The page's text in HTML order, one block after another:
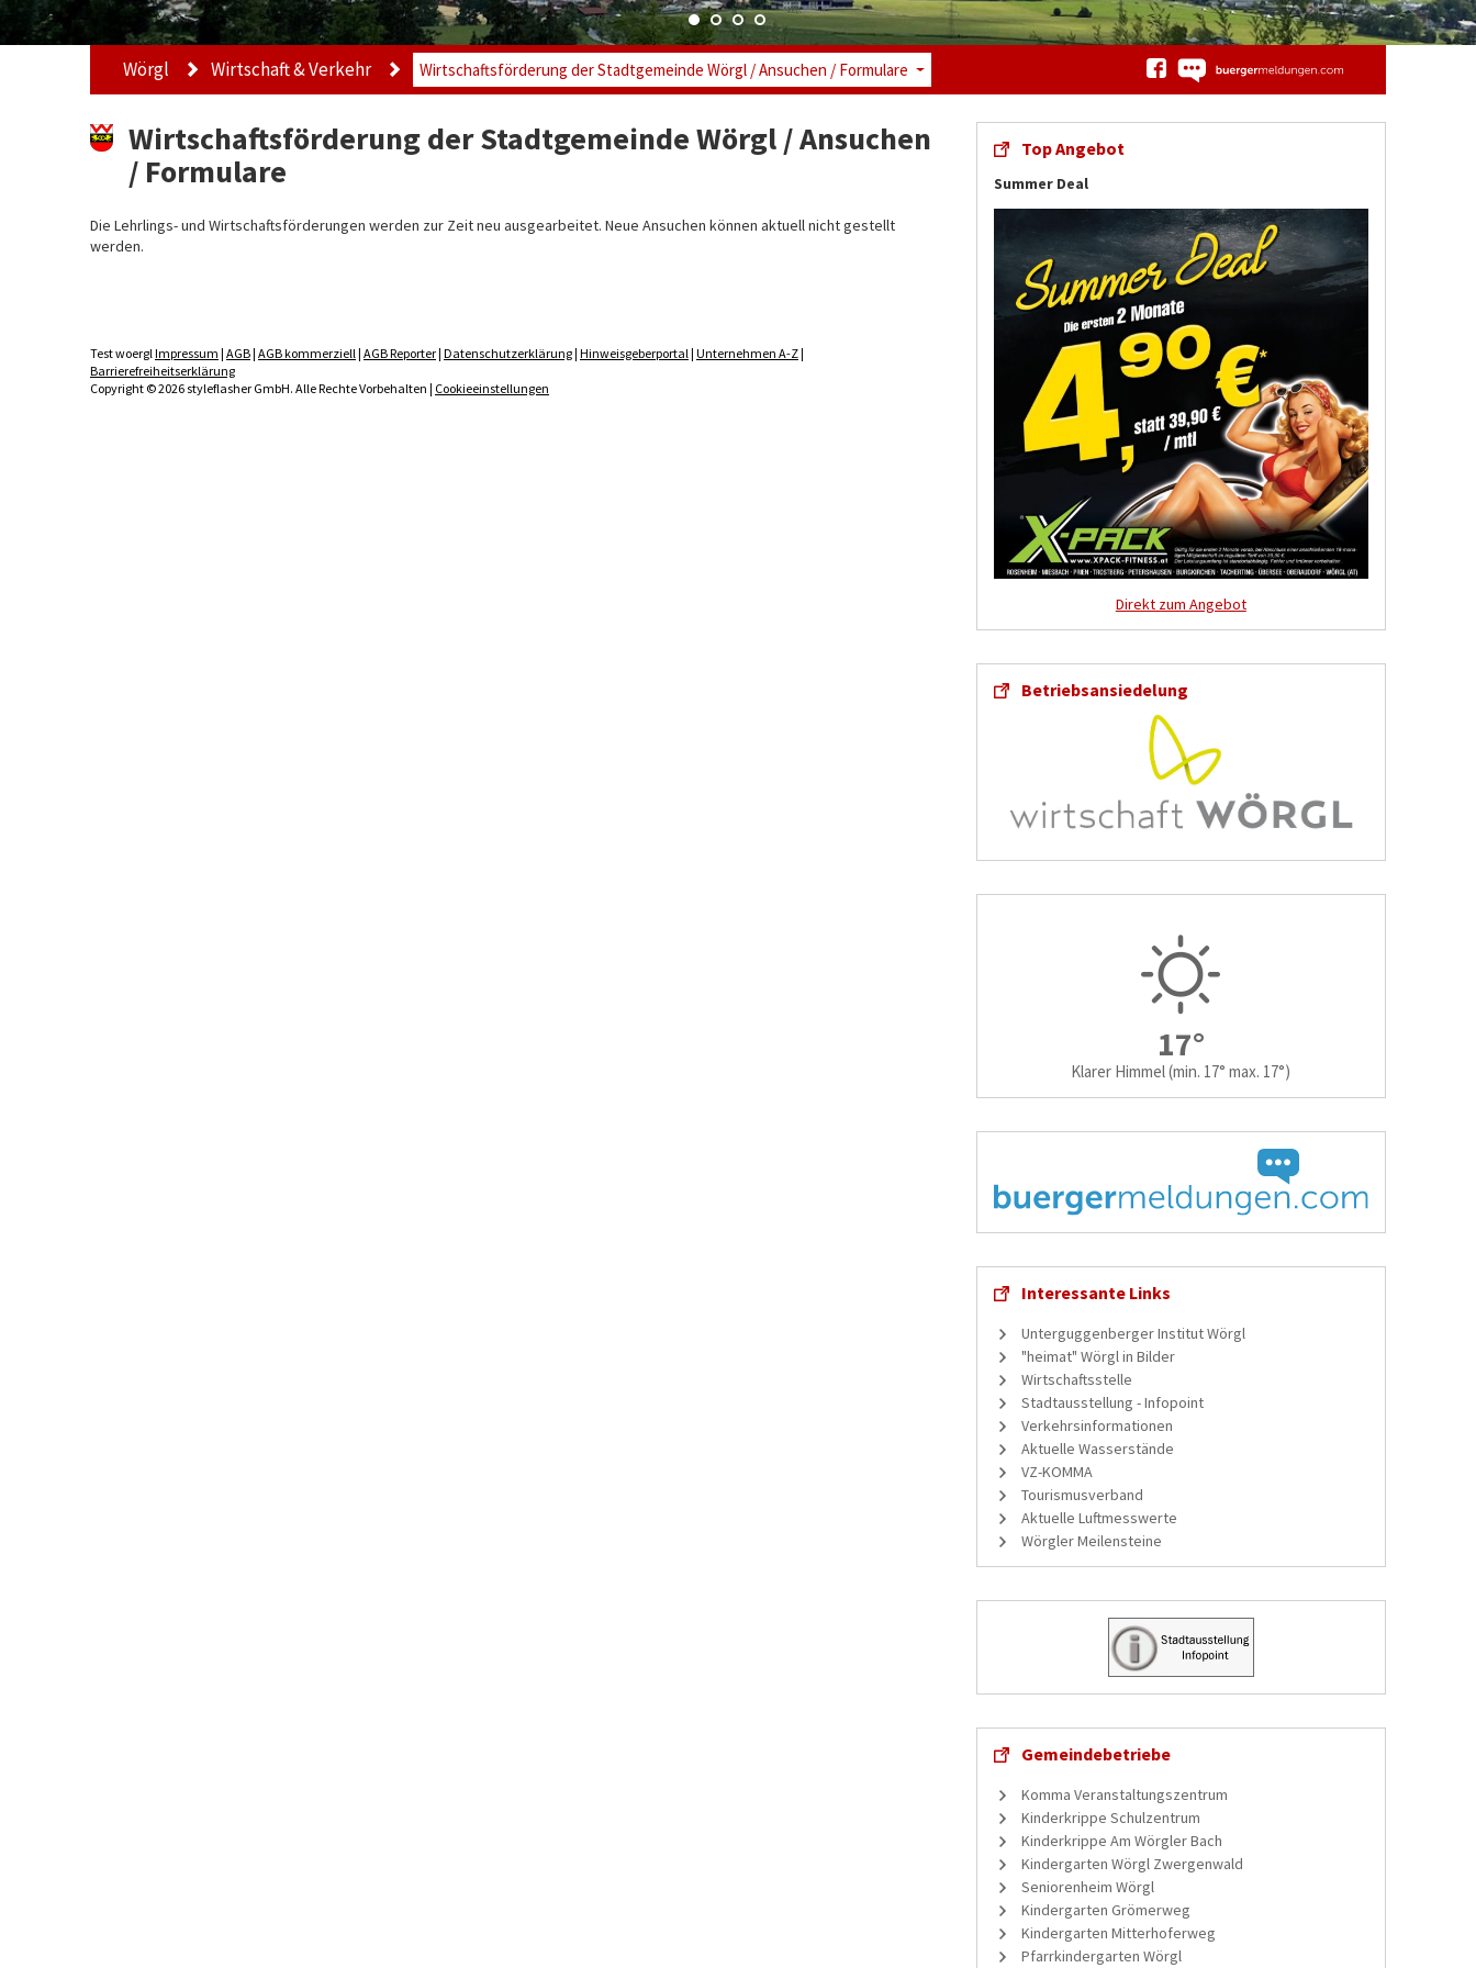
Wörgl Wirtschaft & Verkehr Wirtschaftsförderung der Stadtgemeinde Wörgl / Ansuchen / Formulare
Wirtschaftsförderung der Stadtgemeinde Wörgl / Ansuchen
/ Formulare
Die Lehrlings- und Wirtschaftsförderungen werden zur Zeit neu ausgearbeitet. Neue Ansuchen können aktuell nicht gestellt
werden.
Test woerglImpressum | AGB| AGB kommerziell| AGB Reporter| Datenschutzerklärung| Hinweisgeberportal| Unternehmen A-Z|
Barrierefreiheitserklärung
Copyright © 2026 styleflasher GmbH. Alle Rechte Vorbehalten | Cookieeinstellungen
Top Angebot
Summer Deal
Direkt zum Angebot
Betriebsansiedelung
17°
Klarer Himmel(min. 17° max. 17°)
Interessante Links
Unterguggenberger Institut Wörgl
"heimat" Wörgl in Bilder
Wirtschaftsstelle
Stadtausstellung - Infopoint
Verkehrsinformationen
Aktuelle Wasserstände
VZ-KOMMA
Tourismusverband
Aktuelle Luftmesswerte
Wörgler Meilensteine
Gemeindebetriebe
Komma Veranstaltungszentrum
Kinderkrippe Schulzentrum
Kinderkrippe Am Wörgler Bach
Kindergarten Wörgl Zwergenwald
Seniorenheim Wörgl
Kindergarten Grömerweg
Kindergarten Mitterhoferweg
Pfarrkindergarten Wörgl